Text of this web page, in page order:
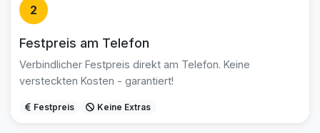
2
Festpreis am Telefon
Verbindlicher Festpreis direkt am Telefon. Keine
versteckten Kosten - garantiert!
Festpreis Keine Extras